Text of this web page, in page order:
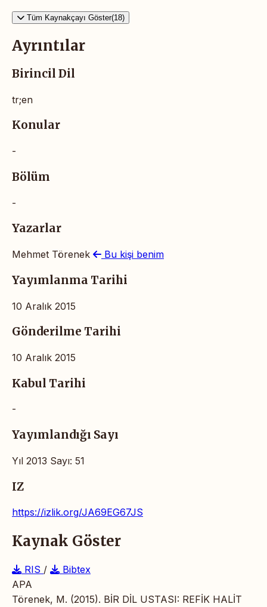
Tüm Kaynakçayı Göster(18)
Ayrıntılar
Birincil Dil
tr;en
Konular
-
Bölüm
-
Yazarlar
Mehmet Törenek Bu kişi benim
Yayımlanma Tarihi
10 Aralık 2015
Gönderilme Tarihi
10 Aralık 2015
Kabul Tarihi
-
Yayımlandığı Sayı
Yıl 2013 Sayı: 51
IZ
https://izlik.org/JA69EG67JS
Kaynak Göster
RIS /
Bibtex
APA
Törenek, M. (2015). BİR DİL USTASI: REFİK HALİT